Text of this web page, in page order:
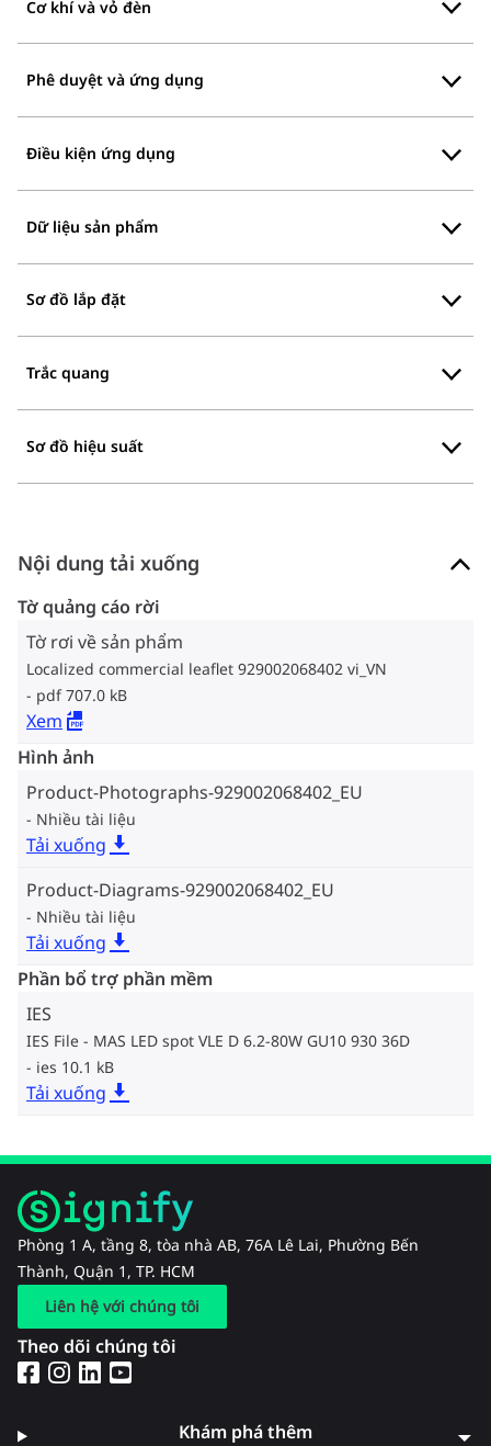
Cơ khí và vỏ đèn
Phê duyệt và ứng dụng
Điều kiện ứng dụng
Dữ liệu sản phẩm
Sơ đồ lắp đặt
Trắc quang
Sơ đồ hiệu suất
Nội dung tải xuống
Tờ quảng cáo rời
Tờ rơi về sản phẩm
Localized commercial leaflet 929002068402 vi_VN
pdf 707.0 kB
Xem
Hình ảnh
Product-Photographs-929002068402_EU
Nhiều tài liệu
Tải xuống
Product-Diagrams-929002068402_EU
Nhiều tài liệu
Tải xuống
Phần bổ trợ phần mềm
IES
IES File - MAS LED spot VLE D 6.2-80W GU10 930 36D
ies 10.1 kB
Tải xuống
Phòng 1 A, tầng 8, tòa nhà AB, 76A Lê Lai, Phường Bến
Thành, Quận 1, TP. HCM
Liên hệ với chúng tôi
Theo dõi chúng tôi
Khám phá thêm